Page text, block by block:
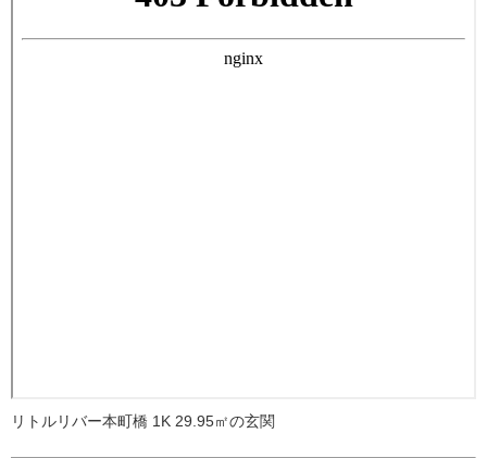
リトルリバー本町橋 1K 29.95㎡の玄関